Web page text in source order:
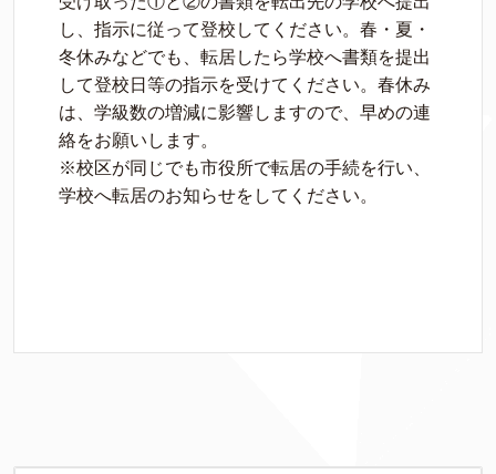
し、指示に従って登校してください。春・夏・
冬休みなどでも、転居したら学校へ書類を提出
して登校日等の指示を受けてください。春休み
は、学級数の増減に影響しますので、早めの連
絡をお願いします。
※校区が同じでも市役所で転居の手続を行い、
学校へ転居のお知らせをしてください。